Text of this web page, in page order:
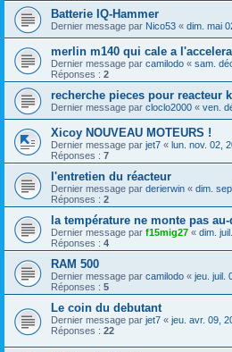
Batterie IQ-Hammer
Dernier message par Nico53 « dim. mai
merlin m140 qui cale a
Dernier message par camilodo « sam.
Réponses : 2
recherche pieces pour reacteur
Dernier message par cloclo2000 « ven.
Xicoy NOUVEAU MOTEURS !
Dernier message par jet7 « lun. nov. 02,
Réponses : 7
l'entretien du réacteur
Dernier message par derierwin « dim.
Réponses : 2
la température ne monte pas au-
Dernier message par f15mig27 « dim.
Réponses : 4
RAM 500
Dernier message par camilodo « jeu. juil.
Réponses : 5
Le coin du debutant
Dernier message par jet7 « jeu. avr. 09,
Réponses : 22